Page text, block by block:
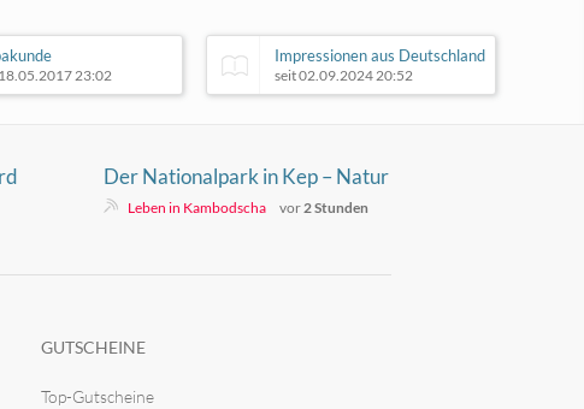
23:02
Impressionen aus Deutschland
seit 02.09.2024 20:52
Der Nationalpark in Kep – Natur
purLeben in Kambodscha vor 2 Stunden
GUTSCHEINE
Top-Gutscheine